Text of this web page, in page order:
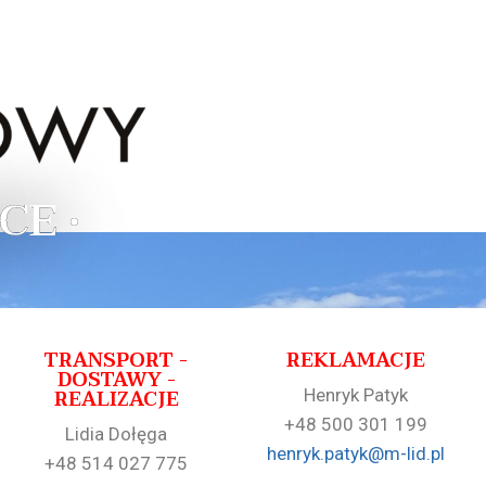
•
TRANSPORT -
DOSTAWY -
REALIZACJE
Lidia Dołęga
+48 514 027 775
REKLAMACJE
Henryk Patyk
+48 500 301 199
henryk.patyk@m-lid.pl